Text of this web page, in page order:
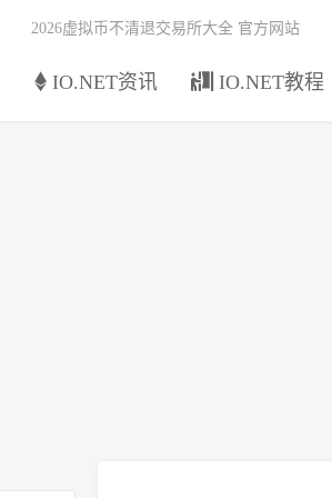
IO.NET资讯 IO.NET教程
2026虚拟币不清退交易所大全 官方网站